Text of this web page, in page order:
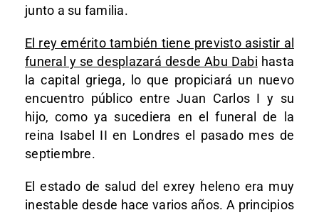
junto a su familia.
El rey emérito también tiene previsto asistir al
funeral y se desplazará desde Abu Dabi hasta
la capital griega, lo que propiciará un nuevo
encuentro público entre Juan Carlos I y su
hijo, como ya sucediera en el funeral de la
reina Isabel II en Londres el pasado mes de
septiembre.
El estado de salud del exrey heleno era muy
inestable desde hace varios años. A principios